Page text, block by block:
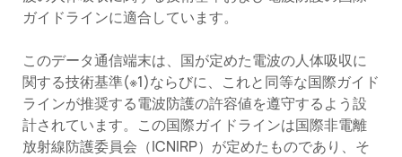
ガイドラインに適合しています。
このデータ通信端末は、国が定めた電波の人体吸収に
関する技術基準(※1)ならびに、これと同等な国際ガイド
ラインが推奨する電波防護の許容値を遵守するよう設
計されています。この国際ガイドラインは国際非電離
放射線防護委員会（ICNIRP）が定めたものであり、そ